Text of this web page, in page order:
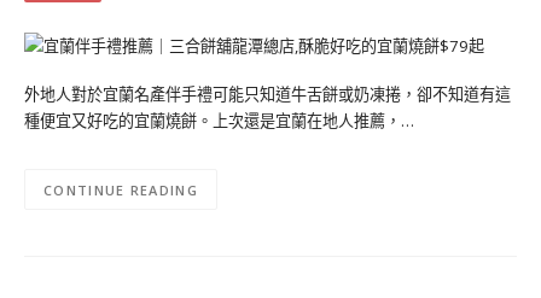
外地人對於宜蘭名產伴手禮可能只知道牛舌餅或奶凍捲，卻不知道有這
種便宜又好吃的宜蘭燒餅。上次還是宜蘭在地人推薦，…
CONTINUE READING